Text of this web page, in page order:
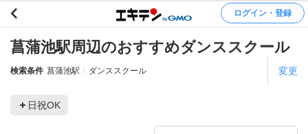
ログイン・登録
菖蒲池駅周辺のおすすめダンススクール
検索条件 菖蒲池駅 ダンススクール 変更
日祝OK